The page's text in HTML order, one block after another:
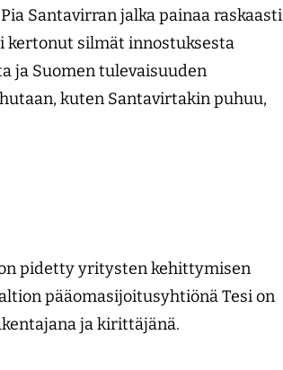
Santavirran jalka painaa raskaasti
kertonut silmät innostuksesta
ja Suomen tulevaisuuden
kuten Santavirtakin puhuu,
pidetty yritysten kehittymisen
pääomasijoitusyhtiönä Tesi on
ja kirittäjänä.